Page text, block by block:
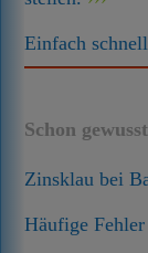
Einfach
Schon
Zinsklau bei
Häufige